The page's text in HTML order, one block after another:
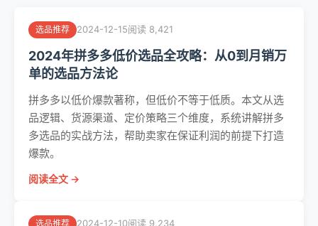
选品推荐 2024-12-15阅读 8,421
2024年拼多多低价选品全攻略：从0到月销万
单的选品方法论
拼多多以低价爆款著称，但低价不等于低质。本文从选
品逻辑、货源渠道、定价策略三个维度，系统讲解拼多
多选品的实战方法，帮助卖家在保证利润的前提下打造
爆款。
阅读全文 →
选品推荐 2024-12-10阅读 9,234